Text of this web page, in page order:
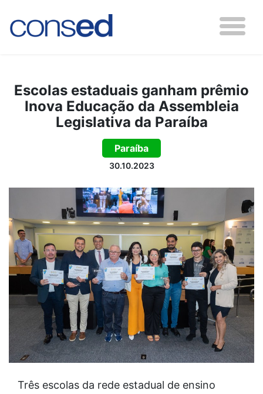
Escolas estaduais ganham prêmio
Inova Educação da Assembleia
Legislativa da Paraíba
Paraíba
30.10.2023
Três escolas da rede estadual de ensino